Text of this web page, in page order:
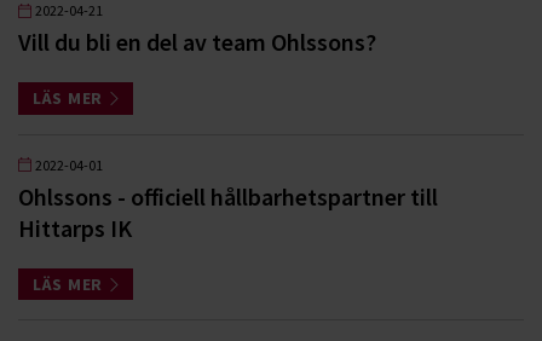
2022-04-21
Vill du bli en del av team Ohlssons?
LÄS MER
2022-04-01
Ohlssons - officiell hållbarhetspartner till
Hittarps IK
LÄS MER